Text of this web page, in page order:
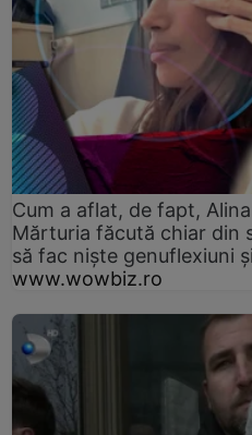
Cum a aflat, de fapt,
Mărturia făcută chiar din
să fac niște genuflexiuni
www.wowbiz.ro